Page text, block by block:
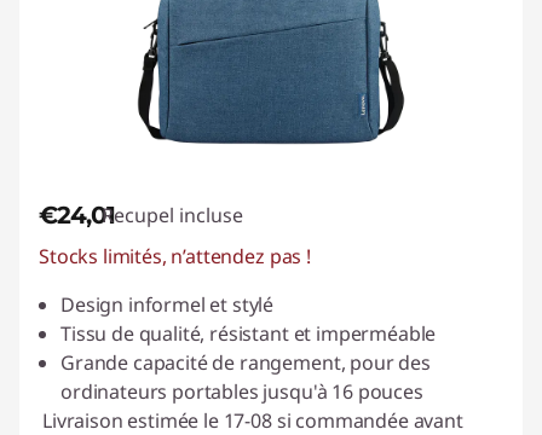
€24,01Recupel incluse
Stocks limités, n’attendez pas !
Design informel et stylé
Tissu de qualité, résistant et imperméable
Grande capacité de rangement, pour des
ordinateurs portables jusqu'à 16 pouces
Livraison estimée le 17-08 si commandée avant